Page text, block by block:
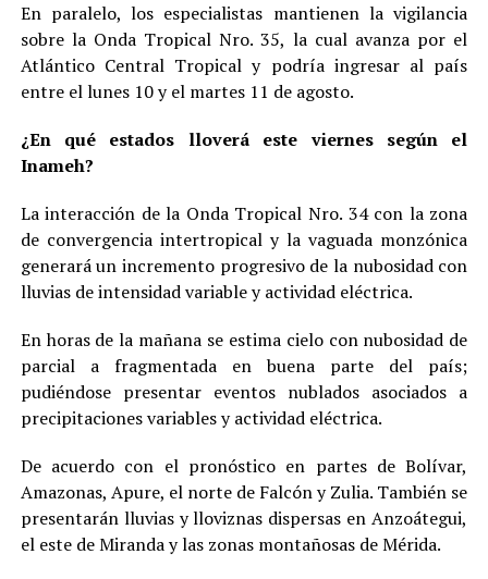
En paralelo, los especialistas mantienen la vigilancia
sobre la Onda Tropical Nro. 35, la cual avanza por el
Atlántico Central Tropical y podría ingresar al país
entre el lunes 10 y el martes 11 de agosto.
¿En qué estados lloverá este viernes según el
Inameh?
La interacción de la Onda Tropical Nro. 34 con la zona
de convergencia intertropical y la vaguada monzónica
generará un incremento progresivo de la nubosidad con
lluvias de intensidad variable y actividad eléctrica.
En horas de la mañana se estima cielo con nubosidad de
parcial a fragmentada en buena parte del país;
pudiéndose presentar eventos nublados asociados a
precipitaciones variables y actividad eléctrica.
De acuerdo con el pronóstico en partes de Bolívar,
Amazonas, Apure, el norte de Falcón y Zulia. También se
presentarán lluvias y lloviznas dispersas en Anzoátegui,
el este de Miranda y las zonas montañosas de Mérida.